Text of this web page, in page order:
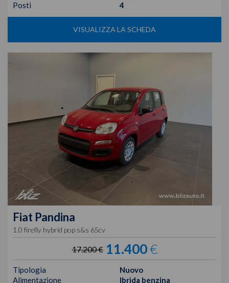
Posti
4
VISUALIZZA LA SCHEDA
Fiat Pandina
1.0 firefly hybrid pop s&s 65cv
17.200 € 11.400€
Tipologia
Nuovo
Alimentazione
Ibrida benzina